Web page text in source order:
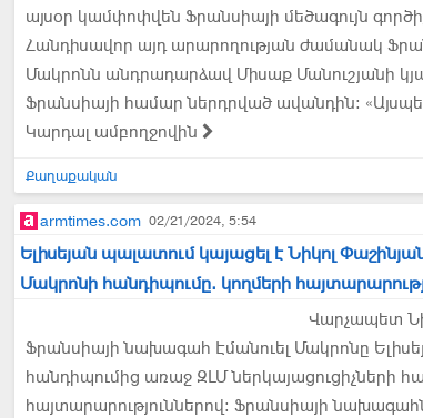
այսօր կամփոփվեն Ֆրանսիայի մեծագույն
Հանդիսավոր այդ արարողության ժամանակ
Մակրոնն անդրադարձավ Միսաք Մանուշյանի
Ֆրանսիայի համար ներդրված ավանդին:
Կարդալ ամբողջովին
Քաղաքական
armtimes.com 02/21/2024, 5:54
Ելիսեյան պալատում կայացել է Նիկոլ
Մակրոնի հանդիպումը. կողմերի
Վարչապետ
Ֆրանսիայի նախագահ Էմանուել Մակրոնը
հանդիպումից առաջ ԶԼՄ ներկայացուցիչների
հայտարարություններով: Ֆրանսիայի